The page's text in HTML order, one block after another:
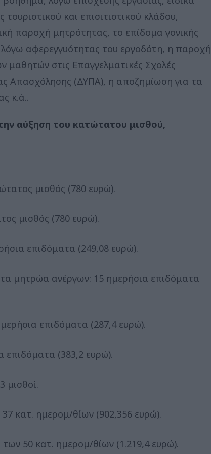
και επισιτιστικού κλάδου,
παροχή μητρότητας, το επίδομα γονικής
αφερεγγυότητας του εργοδότη, η παροχή
στις Επαγγελματικές Σχολές
Απασχόλησης (ΔΥΠΑ), η αποζημίωση για τα
κ.ά..
αύξηση του κατώτατου μισθού,
μισθός (780 ευρώ).
μισθός (780 ευρώ).
επιδόματα (249,08 ευρώ).
μητρώα ανέργων: 15 ημερήσια επιδόματα
επιδόματα (287,4 ευρώ).
επιδόματα (383,2 ευρώ).
μισθοί.
κατ. ημερομ/θίων (902,356 ευρώ).
50 κατ. ημερομ/θίων (1.219,4 ευρώ).